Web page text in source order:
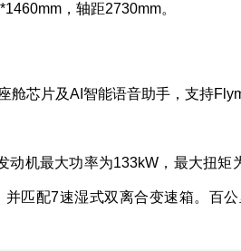
，轴距2730mm。
舱芯片及AI智能语音助手，支持
机最大功率为133kW，最大扭矩
匹配7速湿式双离合变速箱。百